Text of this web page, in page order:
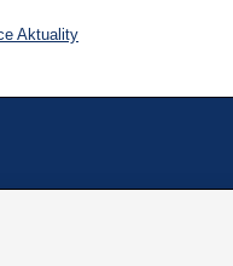
Aktuality